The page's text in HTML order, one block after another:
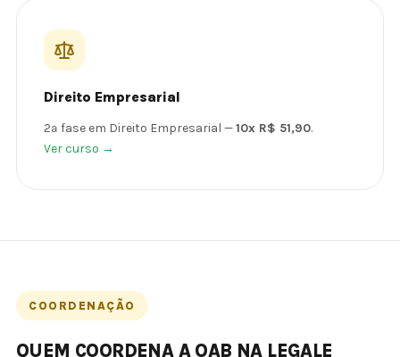
Direito Empresarial
2ª fase em Direito Empresarial —10x R$ 51,90.
Ver curso →
COORDENAÇÃO
QUEM COORDENA A OAB NA LEGALE